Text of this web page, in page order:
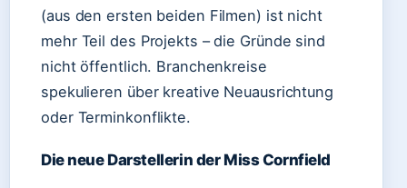
(aus den ersten beiden Filmen) ist nicht
mehr Teil des Projekts – die Gründe sind
nicht öffentlich. Branchenkreise
spekulieren über kreative Neuausrichtung
oder Terminkonflikte.
Die neue Darstellerin der Miss Cornfield